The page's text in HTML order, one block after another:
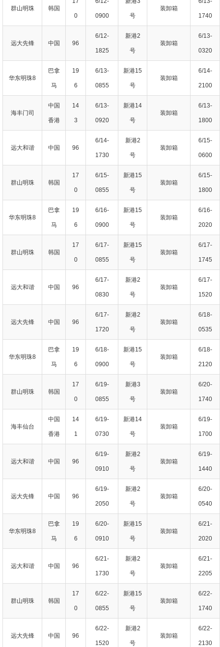
群山明珠 韩国
0 0900 号
装卸箱
1740
远大先锋 中国 96
6/12-
1825
新港2
号
装卸箱
6/13-
0320
华东明珠8
巴拿
马
19
6
6/13-
0855
新港15
号
装卸箱
6/14-
2100
海丰门司
中国
香港
14
3
6/13-
0920
新港14
号
装卸箱
6/13-
1800
远大和谐 中国 96
6/14-
1730
新港2
号
装卸箱
6/15-
0600
群山明珠 韩国
17
0
6/15-
0855
新港15
号
装卸箱
6/15-
1800
华东明珠8
巴拿
马
19
6
6/16-
0900
新港15
号
装卸箱
6/16-
2020
群山明珠 韩国
17
0
6/17-
0855
新港15
号
装卸箱
6/17-
1745
远大和谐 中国 96
6/17-
0830
新港2
号
装卸箱
6/17-
1520
远大先锋 中国 96
6/17-
1720
新港2
号
装卸箱
6/18-
0535
华东明珠8
巴拿
马
19
6
6/18-
0900
新港15
号
装卸箱
6/18-
2120
群山明珠 韩国
17
0
6/19-
0855
新港3
号
装卸箱
6/20-
1740
海丰仙台
中国
香港
14
1
6/19-
0730
新港14
号
装卸箱
6/19-
1700
远大和谐 中国 96
6/19-
0910
新港2
号
装卸箱
6/19-
1440
远大先锋 中国 96
6/19-
2050
新港2
号
装卸箱
6/20-
0540
华东明珠8
巴拿
马
19
6
6/20-
0910
新港15
号
装卸箱
6/21-
2020
远大和谐 中国 96
6/21-
1730
新港2
号
装卸箱
6/21-
2205
群山明珠 韩国
17
0
6/22-
0855
新港15
号
装卸箱
6/22-
1740
远大先锋 中国 96
6/22-
1520
新港2
号
装卸箱
6/22-
2130